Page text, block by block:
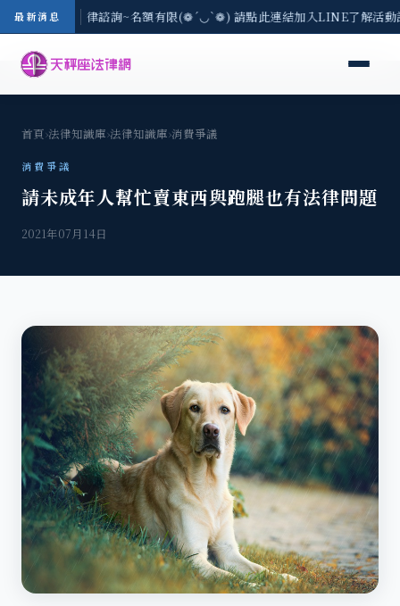
最新消息
) 現場免費法律諮詢~名額有限(❁´◡`❁) 請點此連結加入LINE了解活
首頁›法律知識庫›法律知識庫›消費爭議
消費爭議
請未成年人幫忙賣東西與跑腿也有法律問題
2021年07月14日